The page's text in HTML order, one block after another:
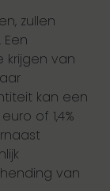
zullen
krijgen van
kan een
of 1,4%
van